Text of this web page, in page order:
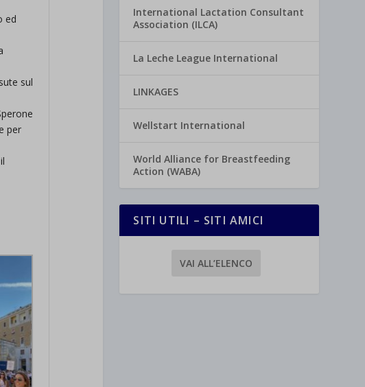
ed
sul
per
International Lactation Consultant
Association (ILCA)
La Leche League International
LINKAGES
Wellstart International
World Alliance for Breastfeeding
Action (WABA)
SITI UTILI – SITI AMICI
VAI ALL’ELENCO